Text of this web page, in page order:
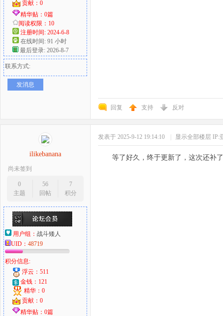
贡献：0
精华贴：0篇
阅读权限：10
注册时间: 2024-6-8
在线时间: 91 小时
最后登录: 2026-8-7
联系方式:
发消息
回复 支持 反对
ilikebanana
尚未签到
0
主题
56
回帖
7
积分
用户组： 战斗矮人
UID： 48719
积分信息:
浮云：511
金钱：121
精华：0
贡献：0
精华贴：0篇
发表于 2025-9-12 19:14:10 显示全部楼层 IP:
等了好久，终于更新了，这次还补